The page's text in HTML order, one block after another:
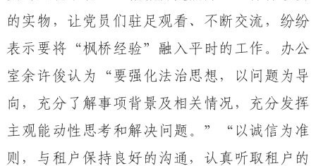
的实物，让党员们驻足观看、不断交流， 纷纷
表示要将 “枫桥经验”融入平时的工作 。
办公
室余许俊认为
“要强化法治思想，以问题为导
向，充分了解事项背景及相关情况，充分发挥
主观能动性思考和解决问题。”“以诚信为准
则，与租户保持良好的沟通，认真听取租户的